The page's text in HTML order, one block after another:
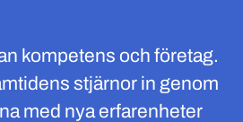
kompetens och företag.
stjärnor in genom
med nya erfarenheter